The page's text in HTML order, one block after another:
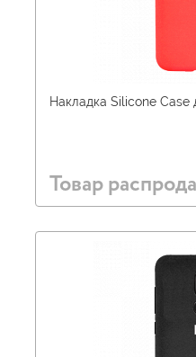
Накладка Silicone Case
Товар